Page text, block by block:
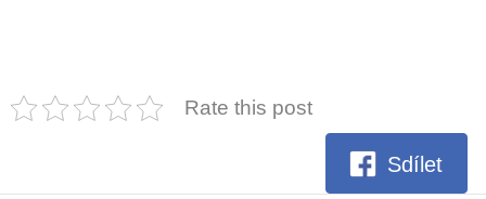
Rate this post
Sdílet